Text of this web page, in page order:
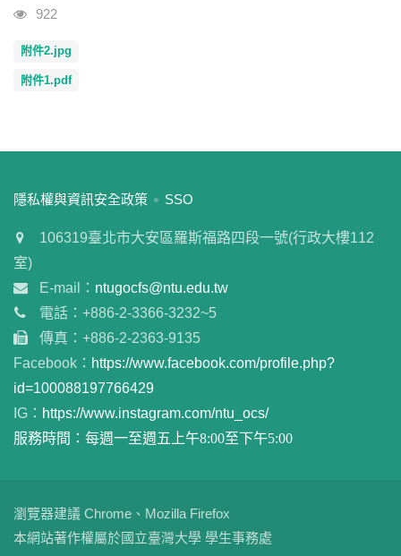
瀏覽人次
922
附件2.jpg
附件1.pdf
:::
隱私權與資訊安全政策 SSO
106319臺北市大安區羅斯福路四段一號(行政大樓112
室)
E-mail： ntugocfs@ntu.edu.tw
電話：+886-2-3366-3232~5
傳真：+886-2-2363-9135
Facebook： https://www.facebook.com/profile.php?
id=100088197766429
IG： https://www.instagram.com/ntu_ocs/
服務時間：每週一至週五上午8:00至下午5:00
瀏覽器建議 Chrome、Mozilla Firefox
本網站著作權屬於國立臺灣大學 學生事務處